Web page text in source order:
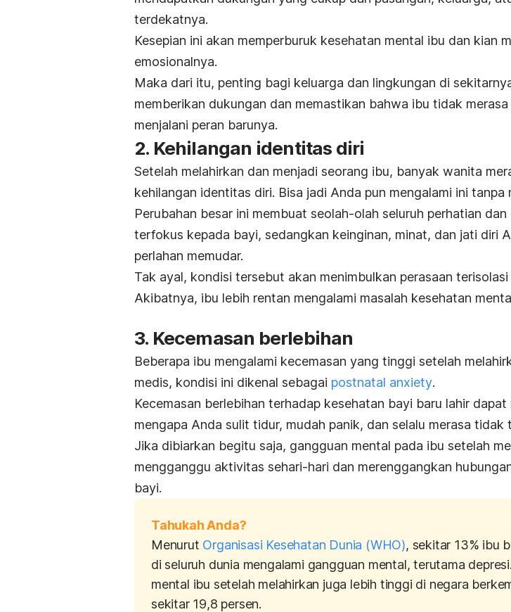
terdekatnya.
Kesepian ini akan memperburuk kesehatan mental ibu dan kian
emosionalnya.
Maka dari itu, penting bagi keluarga dan lingkungan di
memberikan dukungan dan memastikan bahwa ibu tidak
menjalani peran barunya.
2. Kehilangan identitas diri
Setelah melahirkan dan menjadi seorang ibu, banyak wanita
kehilangan identitas diri. Bisa jadi Anda pun mengalami ini tanpa
Perubahan besar ini membuat seolah-olah seluruh perhatian dan
terfokus kepada bayi, sedangkan keinginan, minat, dan jati diri
perlahan memudar.
Tak ayal, kondisi tersebut akan menimbulkan perasaan
Akibatnya, ibu lebih rentan mengalami masalah kesehatan
3. Kecemasan berlebihan
Beberapa ibu mengalami kecemasan yang tinggi setelah
medis, kondisi ini dikenal sebagai postnatal anxiety.
Kecemasan berlebihan terhadap kesehatan bayi baru lahir dapat
mengapa Anda sulit tidur, mudah panik, dan selalu merasa tidak
Jika dibiarkan begitu saja, gangguan mental pada ibu setelah
mengganggu aktivitas sehari-hari dan merenggangkan
bayi.
Tahukah Anda?
Menurut Organisasi Kesehatan Dunia (WHO), sekitar 13% ibu
di seluruh dunia mengalami gangguan mental, terutama
mental ibu setelah melahirkan juga lebih tinggi di negara
sekitar 19,8 persen.